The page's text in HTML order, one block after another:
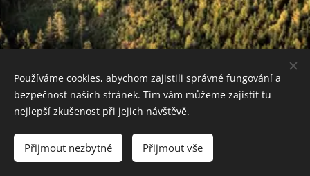
Používáme cookies, abychom zajistili správné fungování a
bezpečnost našich stránek. Tím vám můžeme zajistit tu
nejlepší zkušenost při jejich návštěvě.
Přijmout nezbytné Přijmout vše